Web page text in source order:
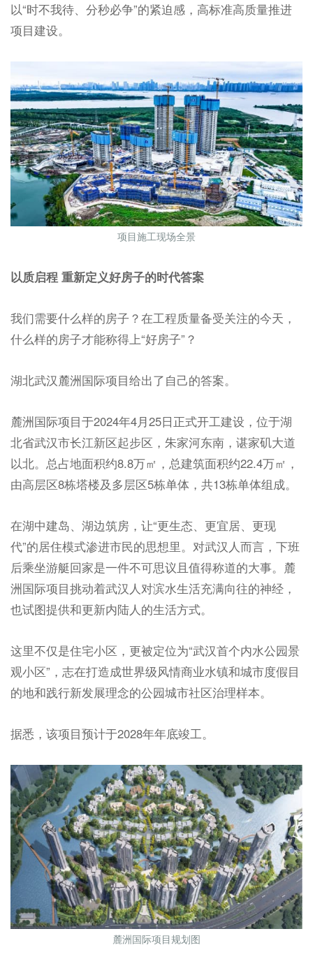
以“时不我待、分秒必争”的紧迫感，高标准高质量推进
项目建设。
项目施工现场全景
以质启程 重新定义好房子的时代答案
我们需要什么样的房子？在工程质量备受关注的今天，
什么样的房子才能称得上“好房子”？
湖北武汉麓洲国际项目给出了自己的答案。
麓洲国际项目于2024年4月25日正式开工建设，位于湖
北省武汉市长江新区起步区，朱家河东南，谌家矶大道
以北。总占地面积约8.8万㎡，总建筑面积约22.4万㎡，
由高层区8栋塔楼及多层区5栋单体，共13栋单体组成。
在湖中建岛、湖边筑房，让“更生态、更宜居、更现
代”的居住模式渗进市民的思想里。对武汉人而言，下班
后乘坐游艇回家是一件不可思议且值得称道的大事。麓
洲国际项目挑动着武汉人对滨水生活充满向往的神经，
也试图提供和更新内陆人的生活方式。
这里不仅是住宅小区，更被定位为“武汉首个内水公园景
观小区”，志在打造成世界级风情商业水镇和城市度假目
的地和践行新发展理念的公园城市社区治理样本。
据悉，该项目预计于2028年年底竣工。
麓洲国际项目规划图